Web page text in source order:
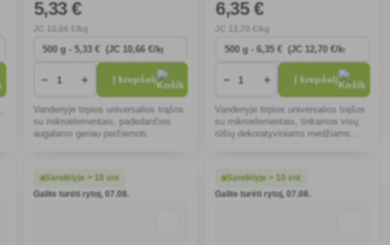
5,33 €
,66 €/kg
− + Į krepšelį
Vandenyje tirpios universalios trąšos
su mikroelementais, padedančios
augalams geriau peržiemoti.
6,35 €
12 ,70 €/kg
− + Į krepšelį
Vandenyje tirpios universalios trąšos
su mikroelementais, tinkamos visų
rūšių dekoratyviniams medžiams
Sandėlyje > 10 vnt
Galite turėti rytoj, 07.08.
Sandėlyje > 10 vnt
Galite turėti rytoj, 07.08.